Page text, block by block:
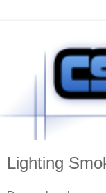
Lighting